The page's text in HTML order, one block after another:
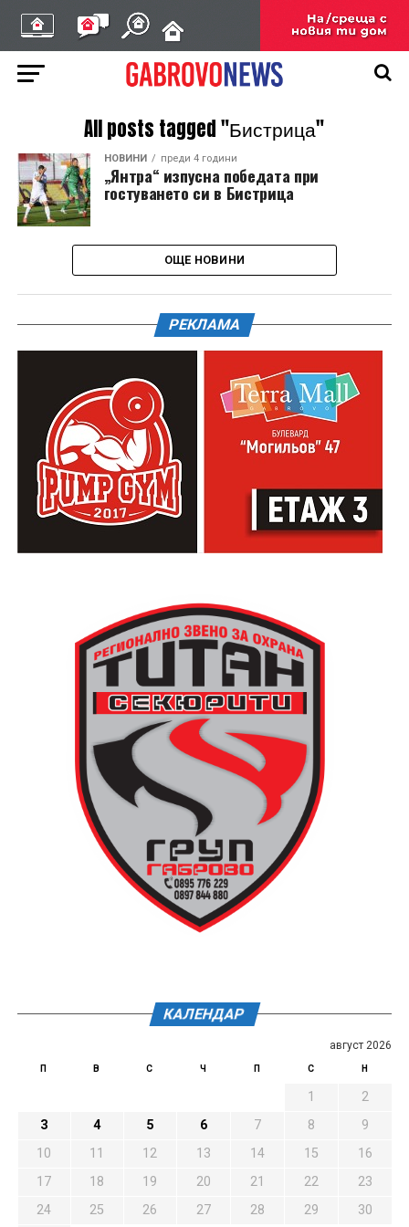
All posts tagged "Бистрица"
НОВИНИ преди 4 години
„Янтра“ изпусна победата при
гостуването си в Бистрица
ОЩЕ НОВИНИ
РЕКЛАМА
КАЛЕНДАР
август 2026
П В С Ч П С Н
1
2
3
4 5 6 7 8
9
10
11 12 13 14 15
16
17
18 19 20 21 22
23
24
25 26 27 28 29 30